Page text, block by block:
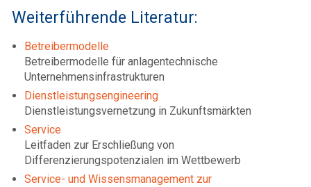
Weiterführende Literatur:
Betreibermodelle
Betreibermodelle für anlagentechnische
Unternehmensinfrastrukturen
Dienstleistungsengineering
Dienstleistungsvernetzung in Zukunftsmärkten
Service
Leitfaden zur Erschließung von
Differenzierungspotenzialen im Wettbewerb
Service- und Wissensmanagement zur